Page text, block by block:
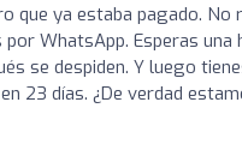
que ya estaba pagado. No
WhatsApp. Esperas una
se despiden. Y luego
23 días. ¿De verdad